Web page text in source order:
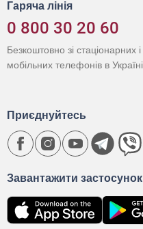
Гаряча лінія
0 800 30 20 60
Безкоштовно зі стаціонарних і
мобільних телефонів в Україні
Завантажити застосунок
Приєднуйтесь